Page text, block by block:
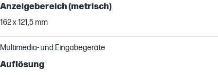
Anzeigebereich (metrisch)
162 x 121,5 mm
Multimedia- und Eingabegeräte
Auflösung